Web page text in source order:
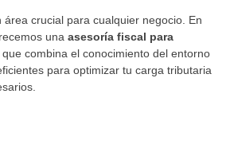
área crucial para cualquier negocio. En
una asesoría fiscal para
que combina el conocimiento del entorno
para optimizar tu carga tributaria